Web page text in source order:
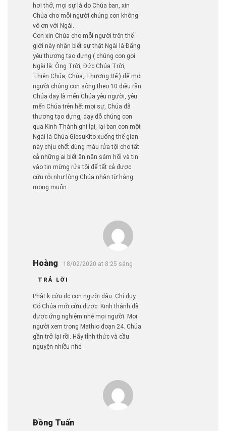
hơi thở, mọi sự là do Chúa ban, xin
Chúa cho mỗi người chúng con không
vô ơn với Ngài.
Con xin Chúa cho mỗi người trên thế
giới này nhận biết sự thật Ngài là Đấng
yêu thương tạo dựng ( chúng con gọi
Ngài là: Ông Trời, Đức Chúa Trời,
Thiên Chúa, Chúa, Thượng Đế ) để mỗi
người chúng con sống theo 10 điều răn
Chúa dạy là mến Chúa yêu người, yêu
mến Chúa trên hết mọi sự, Chúa đã
thương tạo dựng, dạy dỗ chúng con
qua Kinh Thánh ghi lại, lại ban con một
Ngài là Chúa GiesuKito xuống thế gian
này chịu chết dùng máu rửa tội cho tất
cả những ai biết ăn năn sám hối và tin
vào tin mừng rửa tội để tất cả được
cứu rỗi như lòng Chúa nhân từ hằng
mong muốn.
Hoàng 18/02/2020 at 8:25 sáng
TRẢ LỜI
Phật k cứu đc con người đâu. Chỉ duy
Có Chúa mới cứu được. Kinh thánh đã
được ứng nghiệm nhé mọi người. Mọi
người xem trong Mathio đoạn 24. Chúa
gần trở lại rồi. Hãy tỉnh thức và cầu
nguyện nhiều nhé.
Đồng Tuấn